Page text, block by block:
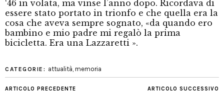
‘46 in volata, ma vinse l’anno dopo. Ricordava di
essere stato portato in trionfo e che quella era la
cosa che aveva sempre sognato, «da quando ero
bambino e mio padre mi regalò la prima
bicicletta. Era una Lazzaretti ».
CATEGORIE: attualità, memoria
ARTICOLO PRECEDENTE ARTICOLO SUCCESSIVO